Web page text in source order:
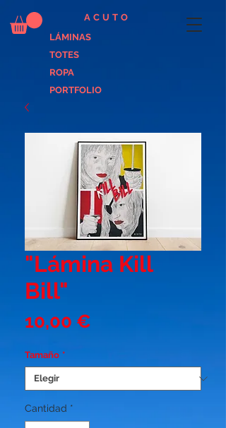
LÁMINAS
TOTES
ROPA
PORTFOLIO
ACUTO
"Lámina Kill
Bill"
10,00 €
Tamaño *
Cantidad *